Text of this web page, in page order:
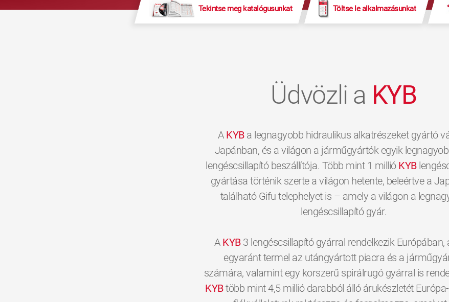
Tekintse meg katalógusunkat Töltse le alkalmazásunkat
Üdvözli a KYB
A KYBa legnagyobb hidraulikus alkatrészeket gyártó
Japánban, és a világon a járműgyártók egyik
lengéscsillapító beszállítója. Több mint 1 millió KYB
gyártása történik szerte a világon hetente, beleértve a
található Gifu telephelyet is – amely a világon a
lengéscsillapító gyár.
A KYB3 lengéscsillapító gyárral rendelkezik Európában,
egyaránt termel az utángyártott piacra és a
számára, valamint egy korszerű spirálrugó gyárral is
KYBtöbb mint 4,5 millió darabból álló árukészletét